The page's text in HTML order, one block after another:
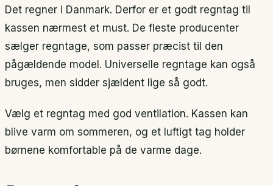
Det regner i Danmark. Derfor er et godt regntag til
kassen nærmest et must. De fleste producenter
sælger regntage, som passer præcist til den
pågældende model. Universelle regntage kan også
bruges, men sidder sjældent lige så godt.
Vælg et regntag med god ventilation. Kassen kan
blive varm om sommeren, og et luftigt tag holder
børnene komfortable på de varme dage.